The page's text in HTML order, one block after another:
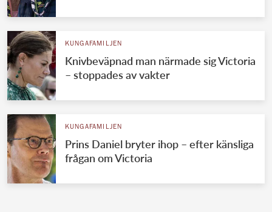
KUNGAFAMILJEN
Knivbeväpnad man närmade sig Victoria
– stoppades av vakter
KUNGAFAMILJEN
Prins Daniel bryter ihop – efter känsliga
frågan om Victoria